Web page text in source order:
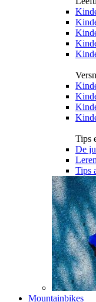
Tips
De
Tips
Mountainbikes